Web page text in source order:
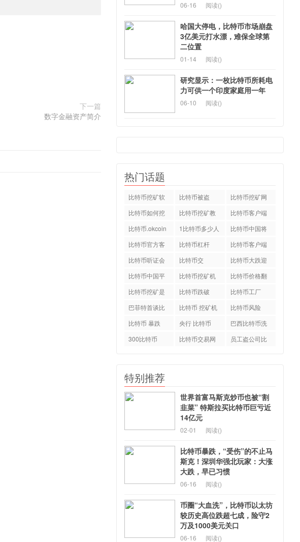
下一篇
数字金融资产简介
06-16 阅读()
哈国大停电，比特币市场崩盘
3亿美元打水漂，难保全球第
二位置
01-14 阅读()
研究显示：一枚比特币所耗电
力可供一个印度家庭用一年
06-10 阅读()
热门话题
比特币挖矿软
件下载
比特币被盗
比特币挖矿网
站
比特币如何挖
矿
比特币挖矿教
程
比特币客户端
中文版
比特币.okcoin
1比特币多少人
民币
比特币中国将
关停
比特币官方客
户端
比特币杠杆
比特币客户端
下载
比特币听证会
比特币交
易.okcoin
比特币大跌迎
新年
比特币中国平
台
比特币挖矿机
配置
比特币价格翻
倍
比特币挖矿是
什么
比特币跌破
比特币工厂
巴菲特首谈比
特币
比特币 挖矿机
比特币风险
比特币 暴跌
央行 比特币
巴西比特币洗
钱案
300比特币
比特币交易网
员工盗公司比
特别推荐
世界首富马斯克炒币也被“割
韭菜” 特斯拉买比特币巨亏近
14亿元
02-01 阅读()
比特币暴跌，“受伤”的不止马
斯克！深圳华强北玩家：大涨
大跌，早已习惯
06-16 阅读()
币圈“大血洗”，比特币以太坊
较历史高位跌超七成，险守2
万及1000美元关口
06-16 阅读()